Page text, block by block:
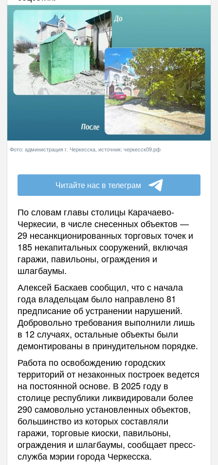
Фото: администрация г. Черкесска, источник: черкесск09.рф
Читайте нас в телеграм
По словам главы столицы Карачаево-
Черкесии, в числе снесенных объектов —
29 несанкционированных торговых точек и
185 некапитальных сооружений, включая
гаражи, павильоны, ограждения и
шлагбаумы.
Алексей Баскаев сообщил, что с начала
года владельцам было направлено 81
предписание об устранении нарушений.
Добровольно требования выполнили лишь
в 12 случаях, остальные объекты были
демонтированы в принудительном порядке.
Работа по освобождению городских
территорий от незаконных построек ведется
на постоянной основе. В 2025 году в
столице республики ликвидировали более
290 самовольно установленных объектов,
большинство из которых составляли
гаражи, торговые киоски, павильоны,
ограждения и шлагбаумы, сообщает пресс-
служба мэрии города Черкесска.